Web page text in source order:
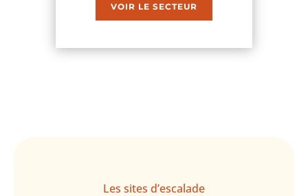
VOIR LE SECTEUR
Les sites d’escalade